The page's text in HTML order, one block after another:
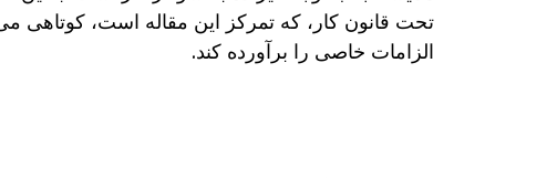
تحت قانون کار، که تمرکز این مقاله است، کوتاهی
الزامات خاصی را برآورده کند.